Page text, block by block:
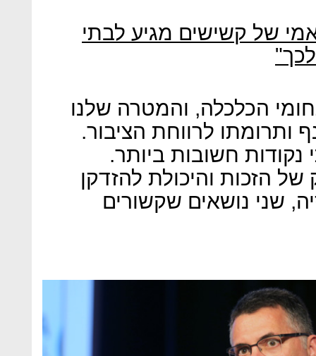
של קשישים מגיע לבתי
הכלכלה, והמטרה שלנו
ותרומתו לרווחת הציבור.
שתי נקודות חשובות ביותר.
הזכות והיכולת להזדקן
שני נושאים שקשורים